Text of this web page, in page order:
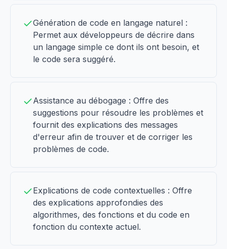
Génération de code en langage naturel :
Permet aux développeurs de décrire dans
un langage simple ce dont ils ont besoin, et
le code sera suggéré.
Assistance au débogage : Offre des
suggestions pour résoudre les problèmes et
fournit des explications des messages
d'erreur afin de trouver et de corriger les
problèmes de code.
Explications de code contextuelles : Offre
des explications approfondies des
algorithmes, des fonctions et du code en
fonction du contexte actuel.